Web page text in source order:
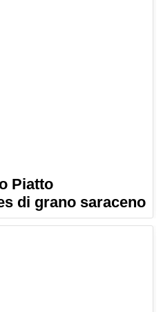
Piatto
di grano saraceno